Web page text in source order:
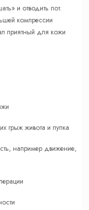
и отводить пот.
компрессии
приятный для кожи
грыж живота и пупка
например движение,